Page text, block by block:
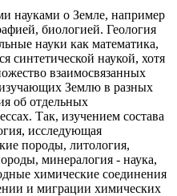
науками о Земле, например
биологией. Геология
науки как математика,
синтетической наукой, хотя
взаимосвязанных
Землю в разных
об отдельных
Так, изучением состава
исследующая
породы, литология,
минералогия - наука,
химические соединения
и миграции химических